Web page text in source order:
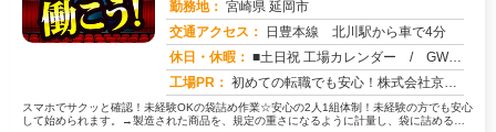
勤務地： 宮崎県 延岡市
交通アクセス：
日豊本線 北川駅から車で4分
休日・休暇： ■土日祝 工場カレンダー / GW、お盆、年末年始、休暇有 （年数回土曜出勤有り）
工場PR： 初めての転職でも安心！株式会社京栄センターで新しい一歩を踏み出してみませんか？☆最短1日で入寮可能！充実の寮環境で...
スマホでサクッと確認！未経験OKの袋詰め作業☆安心の2人1組体制！未経験の方でも安心
して始められます。→製造された商品を、規定の重さになるように計量し、袋に詰める作